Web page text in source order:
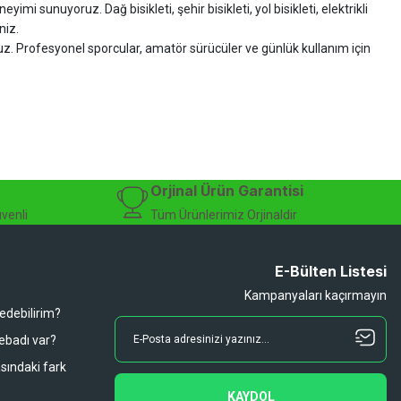
sunuyoruz. Dağ bisikleti, şehir bisikleti, yol bisikleti, elektrikli
Profesyonel sporcular, amatör sürücüler ve günlük kullanım için
Orjinal Ürün Garantisi
Tüm Ürünlerimiz Orjinaldir
var?
fark
E-Bülten Listesi
Kampanyaları kaçırmayın
KAYDOL